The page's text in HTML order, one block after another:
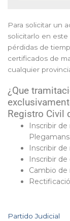
Para solicitar un
solicitarlo en
pérdidas de
certificados de
cualquier
¿Que
Registro Civil
Inscribir
Plegamans.
Inscribir
Inscribir
Cambio de
Partido Judicial